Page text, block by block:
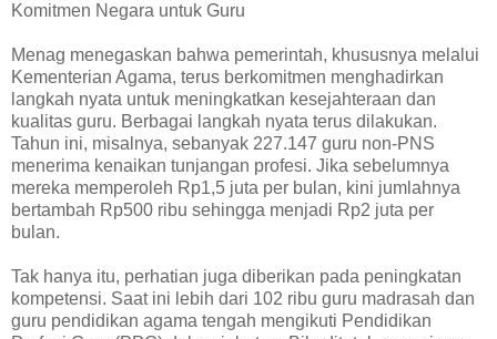
Komitmen Negara untuk Guru
Menag menegaskan bahwa pemerintah, khususnya melalui
Kementerian Agama, terus berkomitmen menghadirkan
langkah nyata untuk meningkatkan kesejahteraan dan
kualitas guru. Berbagai langkah nyata terus dilakukan.
Tahun ini, misalnya, sebanyak 227.147 guru non-PNS
menerima kenaikan tunjangan profesi. Jika sebelumnya
mereka memperoleh Rp1,5 juta per bulan, kini jumlahnya
bertambah Rp500 ribu sehingga menjadi Rp2 juta per
bulan.
Tak hanya itu, perhatian juga diberikan pada peningkatan
kompetensi. Saat ini lebih dari 102 ribu guru madrasah dan
guru pendidikan agama tengah mengikuti Pendidikan